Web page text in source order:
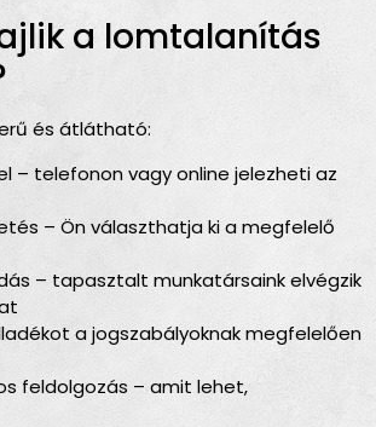
a lomtalanítás
és átlátható:
– telefonon vagy online jelezheti az
– Ön választhatja ki a megfelelő
– tapasztalt munkatársaink elvégzik
a jogszabályoknak megfelelően
feldolgozás – amit lehet,